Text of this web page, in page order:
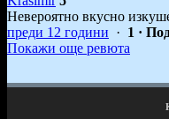
Невероятно вкусно
преди 12 години · 1 ·
Покажи още ревюта